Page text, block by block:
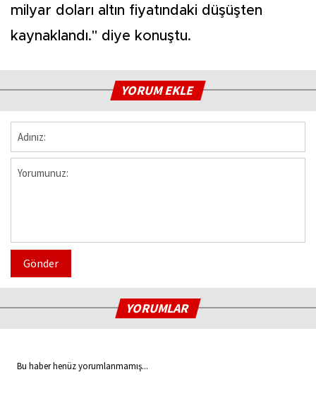
milyar doları altın fiyatındaki düşüşten
kaynaklandı." diye konuştu.
YORUM EKLE
Gönder
YORUMLAR
Bu haber henüz yorumlanmamış...